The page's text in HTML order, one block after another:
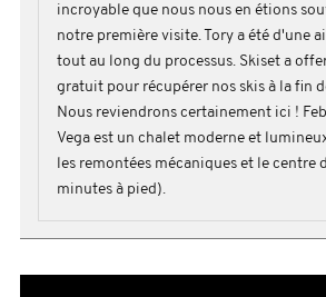
incroyable que nous nous en étions
notre première visite. Tory a été d'une
tout au long du processus. Skiset a
gratuit pour récupérer nos skis à la fin
Nous reviendrons certainement ici !
Vega est un chalet moderne et
les remontées mécaniques et le centre
minutes à pied).